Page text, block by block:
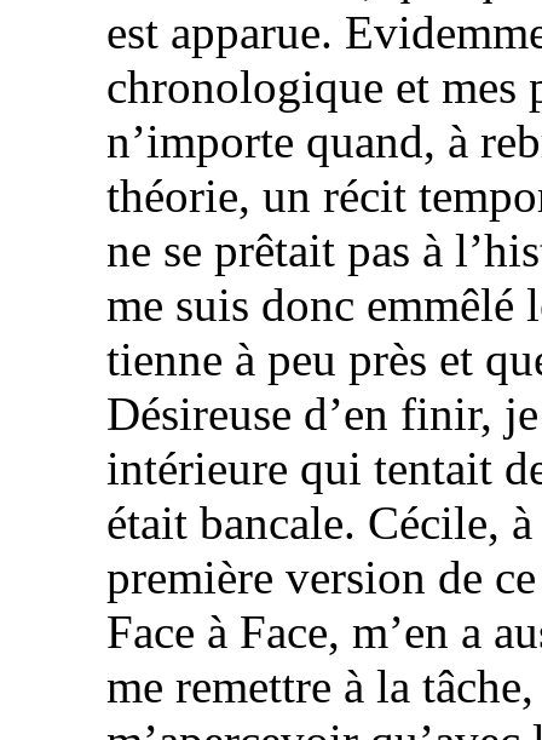
est apparue.
chronologique et mes
n’importe quand, à
théorie, un récit
ne se prêtait pas à
me suis donc emmêlé
tienne à peu près et
Désireuse d’en finir,
intérieure qui tentait
était bancale. Cécile,
première version de
Face à Face, m’en a
me remettre à la